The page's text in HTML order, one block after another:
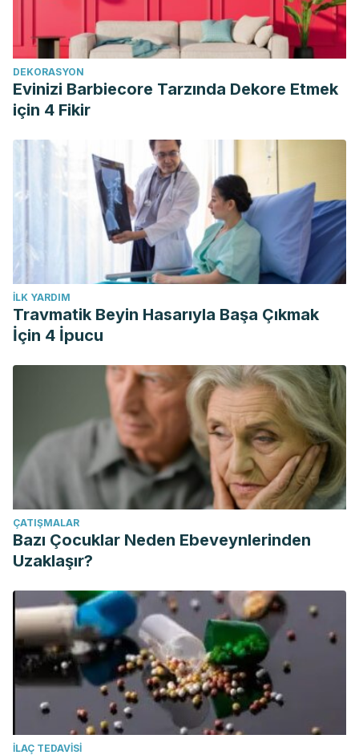
DEKORASYON
Evinizi Barbiecore Tarzında Dekore Etmek
için 4 Fikir
İLK YARDIM
Travmatik Beyin Hasarıyla Başa Çıkmak
İçin 4 İpucu
ÇATIŞMALAR
Bazı Çocuklar Neden Ebeveynlerinden
Uzaklaşır?
İLAÇ TEDAVISI